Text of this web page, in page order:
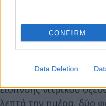
CONFIRM
Data Deletion
νοσοκομείο St Thomas
ακολουθώντας
Οι γιατροί
εισπνοής νιτρικού
λεπτά την ημέρα, δύο